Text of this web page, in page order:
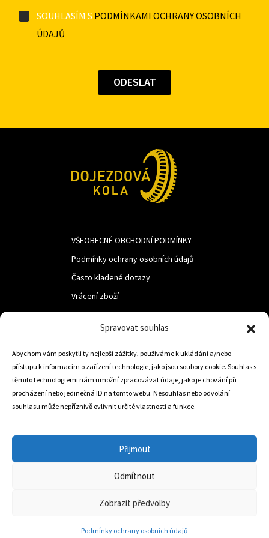
Spravovat souhlas
Abychom vám poskytli ty nejlepší zážitky, používáme k ukládání a/nebo
přístupu k informacím o zařízení technologie, jako jsou soubory cookie. Souhlas s
těmito technologiemi nám umožní zpracovávat údaje, jako je chování při
procházení nebo jedinečná ID na tomto webu. Nesouhlas nebo odvolání
souhlasu může nepříznivě ovlivnit určité vlastnosti a funkce.
Přijmout
Odmítnout
Zobrazit předvolby
Podmínky ochrany osobních údajů
SOUHLASÍM S PODMÍNKAMI OCHRANY OSOBNÍCH
ÚDAJŮ
VŠEOBECNÉ OBCHODNÍ PODMÍNKY
Podmínky ochrany osobních údajů
Často kladené dotazy
Vrácení zboží
LUF s.r.o.
Nám. M.R.Štefanika 518,
Trstená 02801
info@dojezdovakola.com